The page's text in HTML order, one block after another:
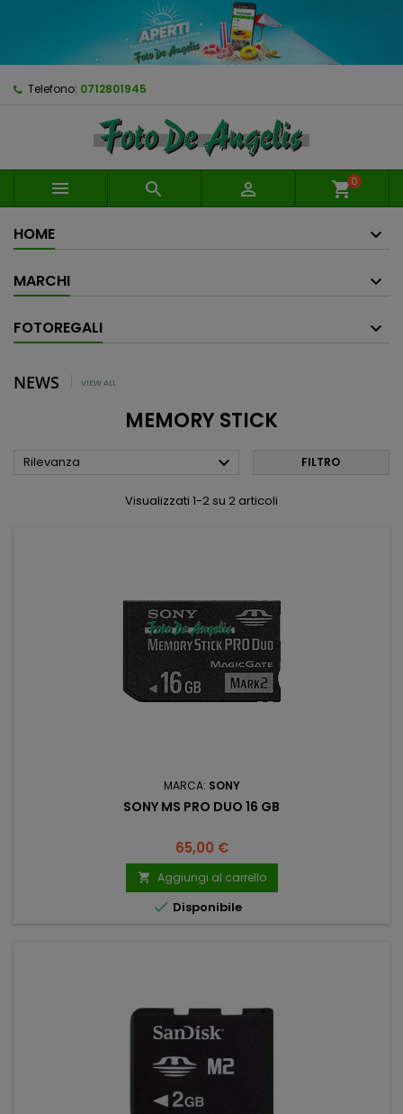
Telefono: 0712801945
   shopping_cart0
HOME
MARCHI
FOTOREGALI
NEWS VIEW ALL
MEMORY STICK
Rilevanza  FILTRO
Visualizzati 1-2 su 2 articoli
MARCA: SONY
SONY MS PRO DUO 16 GB
Prezzo
65,00 €
 Aggiungi al carrello
 Disponibile